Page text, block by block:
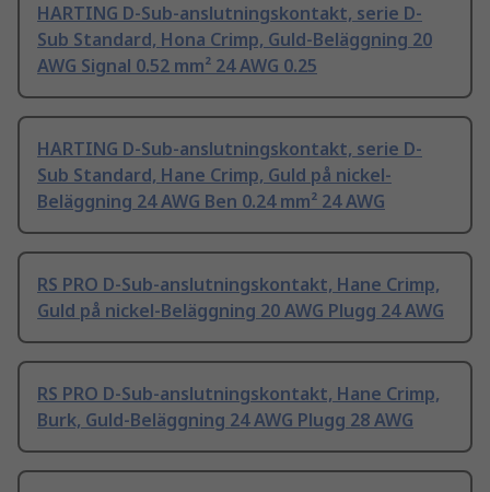
HARTING D-Sub-anslutningskontakt, serie D-
Sub Standard, Hona Crimp, Guld-Beläggning 20
AWG Signal 0.52 mm² 24 AWG 0.25
HARTING D-Sub-anslutningskontakt, serie D-
Sub Standard, Hane Crimp, Guld på nickel-
Beläggning 24 AWG Ben 0.24 mm² 24 AWG
RS PRO D-Sub-anslutningskontakt, Hane Crimp,
Guld på nickel-Beläggning 20 AWG Plugg 24 AWG
RS PRO D-Sub-anslutningskontakt, Hane Crimp,
Burk, Guld-Beläggning 24 AWG Plugg 28 AWG